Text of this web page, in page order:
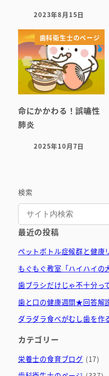
投稿日
2023年8月15日
歯科衛生士のページ
命にかかわる！誤嚥性
肺炎
投稿日
2025年10月7日
検索
最近の投稿
ペットボトル症候群と健康
もぐもぐ教室「ハイハイの
歯ブラシだけじゃ不十分っ
歯と口の健康週間★回答解
ダラダラ食べがむし歯を作
カテゴリー
栄養士の食育ブログ (17)